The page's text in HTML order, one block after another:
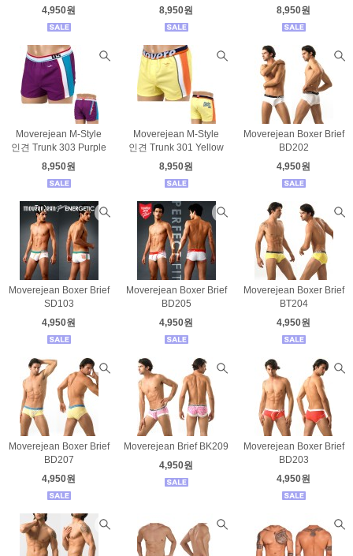
4,950원
8,950원
8,950원
Moverejean M-Style
인견 Trunk 303 Purple
8,950원
Moverejean M-Style
인견 Trunk 301 Yellow
8,950원
Moverejean Boxer Brief
BD202
4,950원
Moverejean Boxer Brief
SD103
4,950원
Moverejean Boxer Brief
BD205
4,950원
Moverejean Boxer Brief
BT204
4,950원
Moverejean Boxer Brief
BD207
4,950원
Moverejean Brief BK209
4,950원
Moverejean Boxer Brief
BD203
4,950원